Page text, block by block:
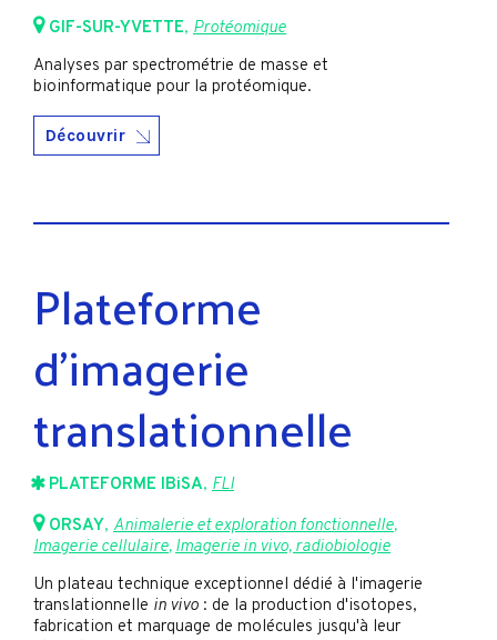
GIF-SUR-YVETTE, Protéomique
Analyses par spectrométrie de masse et
bioinformatique pour la protéomique.
Découvrir
Plateforme
d’imagerie
translationnelle
PLATEFORME IBiSA, FLI
ORSAY, Animalerie et exploration fonctionnelle,
Imagerie cellulaire,Imagerie in vivo, radiobiologie
Un plateau technique exceptionnel dédié à l'imagerie
translationnelle in vivo : de la production d'isotopes,
fabrication et marquage de molécules jusqu'à leur